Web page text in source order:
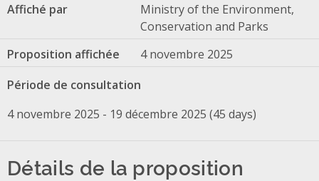
Affiché par
Ministry of the Environment,
Conservation and Parks
Proposition affichée
4 novembre 2025
Période de consultation
4 novembre 2025 - 19 décembre 2025 (45 days)
Détails de la proposition